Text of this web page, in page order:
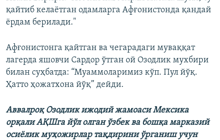
қайтиб келаётган одамларга Афғонистонда қандай
ёрдам берилади."
Афғонистонга қайтган ва чегарадаги муваққат
лагерда яшовчи Сардор ўтган ой Озодлик мухбири
билан суҳбатда: “Муаммоларимиз кўп. Пул йўқ.
Ҳатто ҳожатхона йўқ” дейди.
Аввалроқ Озодлик ижодий жамоаси Мексика
орқали АҚШга йўл олган ўзбек ва бошқа марказий
осиёлик муҳожирлар тақдирини ўрганиш учун